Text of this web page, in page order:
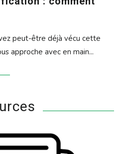
peut-être déjà vécu cette
approche avec en main...